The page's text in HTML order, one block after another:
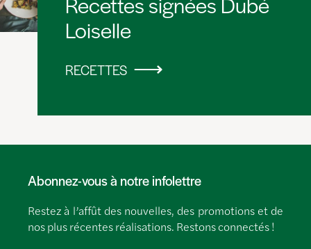
Loiselle
RECETTES
Abonnez-vous à notre infolettre
Restez à l’affût des nouvelles, des promotions et de
nos plus récentes réalisations. Restons connectés !